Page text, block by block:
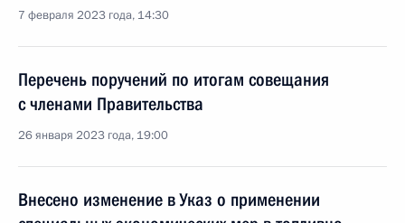
7 февраля 2023 года, 14:30
Перечень поручений по итогам совещания
с членами Правительства
26 января 2023 года, 19:00
Внесено изменение в Указ о применении